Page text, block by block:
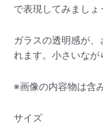
で表現してみましょ
ガラスの透明感が、
れます。小さいなが
※画像の内容物は含
サイズ